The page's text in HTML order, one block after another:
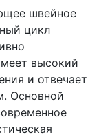
швейное
цикл
высокий
и отвечает
Основной